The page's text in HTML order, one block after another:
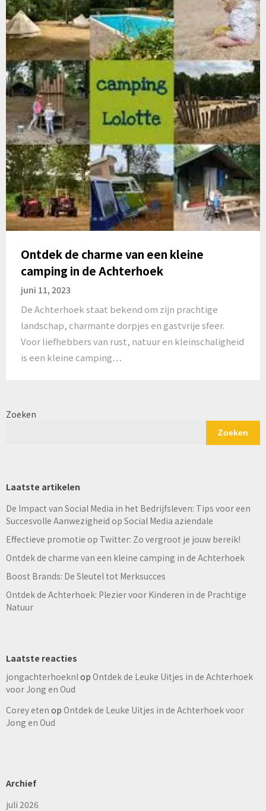
Ontdek de charme van een kleine
camping in de Achterhoek
juni 11, 2023
De Achterhoek staat bekend om zijn prachtige
landschap, charmante dorpjes en gastvrije sfeer.
Voor liefhebbers van rust, natuur en kleinschaligheid
is een kleine camping…
Zoeken
Zoeken
Laatste artikelen
De Impact van Social Media in het Bedrijfsleven: Tips voor een
Succesvolle Aanwezigheid op Social Media aziendale
Effectieve promotie op Twitter: Zo vergroot je jouw bereik!
Ontdek de charme van een kleine camping in de Achterhoek
Boost Brands: De Sleutel tot Merksucces
Ontdek de Achterhoek: Plezier voor Kinderen in de Prachtige
Natuur
Laatste reacties
jongachterhoeknlop Ontdek de Leuke Uitjes in de Achterhoek
voor Jong en Oud
Corey eten op Ontdek de Leuke Uitjes in de Achterhoek voor
Jong en Oud
Archief
juli 2026